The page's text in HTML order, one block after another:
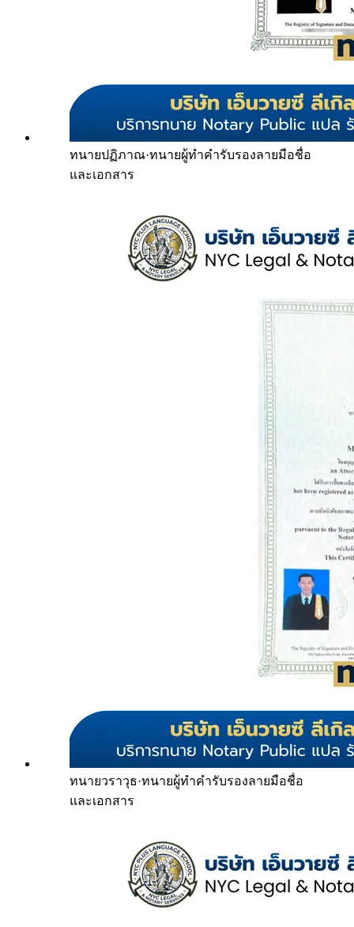
ทนายปฏิภาณ·ทนายผู้ทำคำรับรองลายมือชื่อ
และเอกสาร
ทนายวราวุธ·ทนายผู้ทำคำรับรองลายมือชื่อ
และเอกสาร